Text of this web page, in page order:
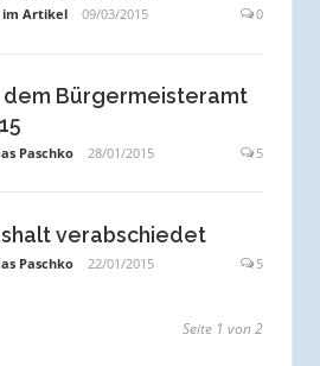
Artikel 09/03/2015 0
dem Bürgermeisteramt
Paschko 28/01/2015 5
verabschiedet
Paschko 22/01/2015 5
Seite 1 von 2